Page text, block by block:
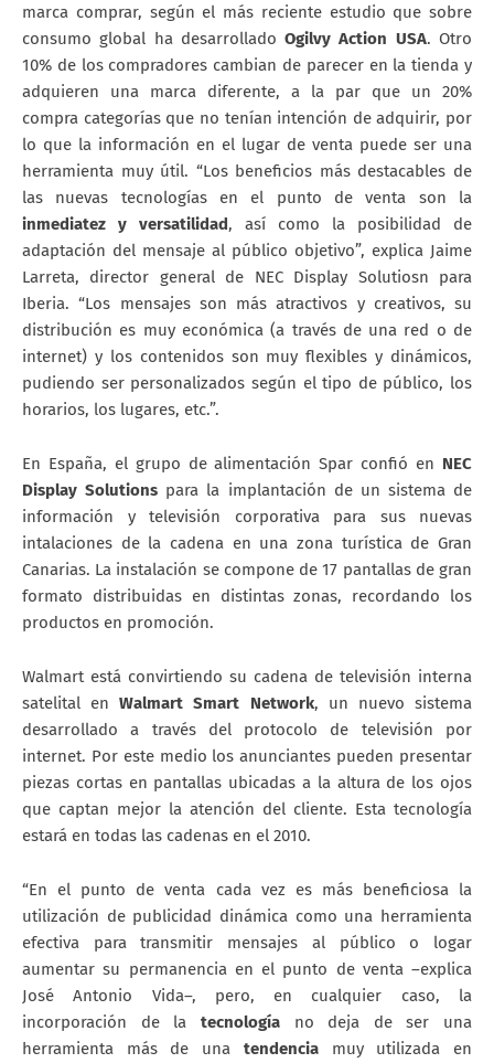
marca comprar, según el más reciente estudio que sobre
consumo global ha desarrolladoOgilvy Action USA. Otro
10% de los compradores cambian de parecer en la tienda y
adquieren una marca diferente, a la par que un 20%
compra categorías que no tenían intención de adquirir, por
lo que la información en el lugar de venta puede ser una
herramienta muy útil. “Los beneficios más destacables de
las nuevas tecnologías en el punto de venta son la
inmediatez y versatilidad, así como la posibilidad de
adaptación del mensaje al público objetivo”, explica Jaime
Larreta, director general de NEC Display Solutiosn para
Iberia. “Los mensajes son más atractivos y creativos, su
distribución es muy económica (a través de una red o de
internet) y los contenidos son muy flexibles y dinámicos,
pudiendo ser personalizados según el tipo de público, los
horarios, los lugares, etc.”.
En España, el grupo de alimentación Spar confió en NEC
Display Solutions para la implantación de un sistema de
información y televisión corporativa para sus nuevas
intalaciones de la cadena en una zona turística de Gran
Canarias. La instalación se compone de 17 pantallas de gran
formato distribuidas en distintas zonas, recordando los
productos en promoción.
Walmart está convirtiendo su cadena de televisión interna
satelital enWalmart Smart Network, un nuevo sistema
desarrollado a través del protocolo de televisión por
internet. Por este medio los anunciantes pueden presentar
piezas cortas en pantallas ubicadas a la altura de los ojos
que captan mejor la atención del cliente. Esta tecnología
estará en todas las cadenas en el 2010.
“En el punto de venta cada vez es más beneficiosa la
utilización de publicidad dinámica como una herramienta
efectiva para transmitir mensajes al público o logar
aumentar su permanencia en el punto de venta –explica
José Antonio Vida–, pero, en cualquier caso, la
incorporación de la tecnologíano deja de ser una
herramienta más de una tendenciamuy utilizada en